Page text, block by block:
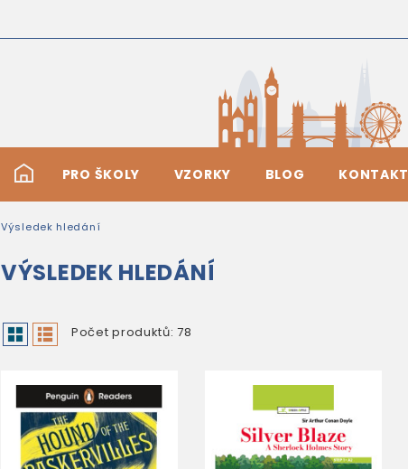
# PRO ŠKOLY VZORKY BLOG KONTAKT
Výsledek hledání
VÝSLEDEK HLEDÁNÍ
Počet produktů: 78